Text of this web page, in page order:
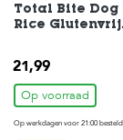
Total Bite Dog
Rice Glutenvrij
21,99
Op voorraad
Op werkdagen voor 21:00